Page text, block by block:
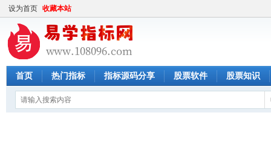
设为首页 收藏本站
首页 热门指标 指标源码分享 股票软件 股票知识